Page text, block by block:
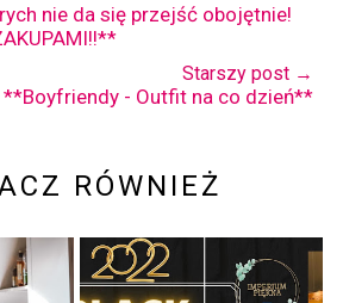
nie da się przejść obojętnie!
Starszy post →
**Boyfriendy - Outfit na co dzień**
RÓWNIEŻ